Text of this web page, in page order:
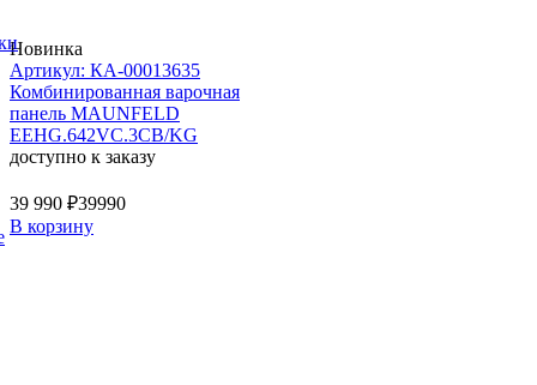
Новинка
Артикул: КА-00013635
Комбинированная варочная
панель MAUNFELD
EEHG.642VC.3CB/KG
доступно к заказу
39 990 ₽39990
В корзину